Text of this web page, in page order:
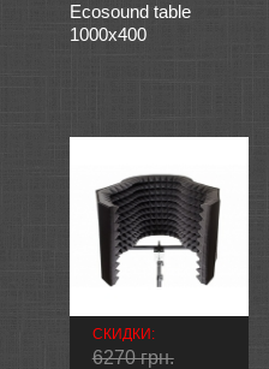
Ecosound table
1000x400
СКИДКИ:
6270 грн.